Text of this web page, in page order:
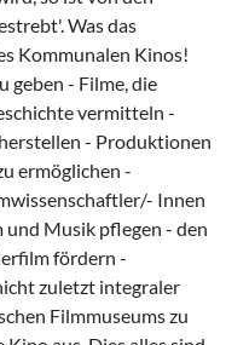
Was das
Kommunalen Kinos!
geben - Filme, die
vermitteln -
- Produktionen
ermöglichen -
Innen
Musik pflegen - den
fördern -
zuletzt integraler
Filmmuseums zu